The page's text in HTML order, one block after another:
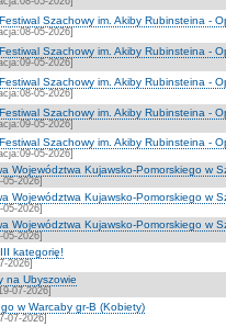
Szachowy im. Akiby Rubinsteina -
05-2026]
Szachowy im. Akiby Rubinsteina -
05-2026]
Szachowy im. Akiby Rubinsteina -
05-2026]
Szachowy im. Akiby Rubinsteina -
05-2026]
Szachowy im. Akiby Rubinsteina -
05-2026]
Województwa Kujawsko-Pomorskiego w
2026]
Województwa Kujawsko-Pomorskiego w
2026]
Województwa Kujawsko-Pomorskiego w
2026]
kategorię!
2026]
na Ubyszowie
07-2026]
w Warcaby gr-B (Kobiety)
07-2026]